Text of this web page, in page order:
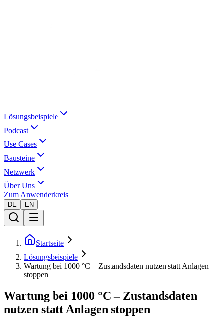
Lösungsbeispiele
Podcast
Use Cases
Bausteine
Netzwerk
Über Uns
Zum Anwenderkreis
DE EN
Startseite
Lösungsbeispiele
Wartung bei 1000 °C – Zustandsdaten nutzen statt Anlagen
stoppen
Wartung bei 1000 °C – Zustandsdaten
nutzen statt Anlagen stoppen